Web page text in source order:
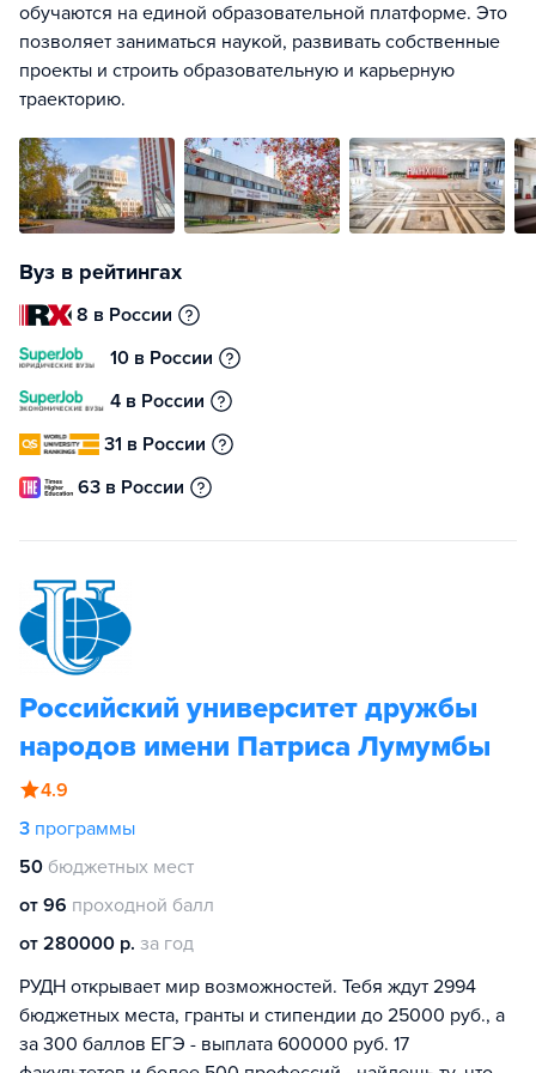
обучаются на единой образовательной платформе. Это
позволяет заниматься наукой, развивать собственные
проекты и строить образовательную и карьерную
траекторию.
Вуз в рейтингах
8 в России
10 в России
4 в России
31 в России
63 в России
Российский университет дружбы
народов имени Патриса Лумумбы
4.9
3 программы
50 бюджетных мест
от 96 проходной балл
от 280000 р. за год
РУДН открывает мир возможностей. Тебя ждут 2994
бюджетных места, гранты и стипендии до 25000 руб., а
за 300 баллов ЕГЭ - выплата 600000 руб. 17